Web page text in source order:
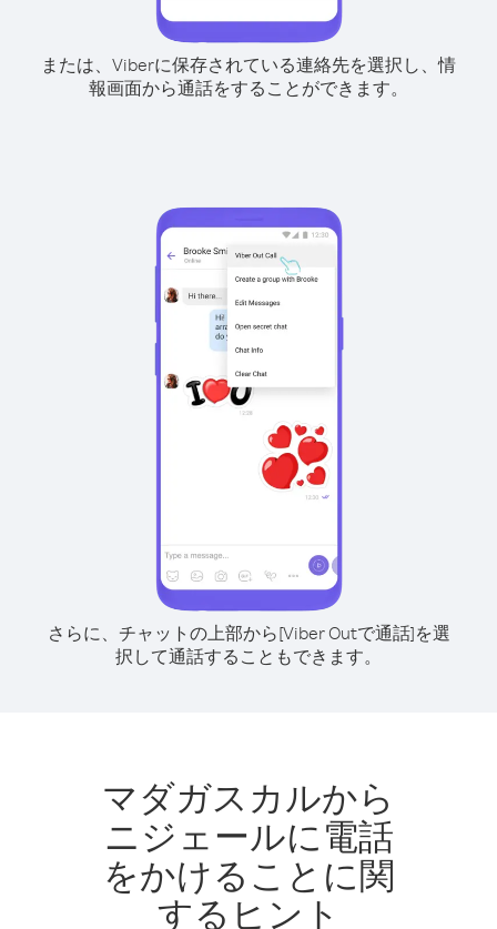
または、Viberに保存されている連絡先を選択し、情
報画面から通話をすることができます。
さらに、チャットの上部から[Viber Outで通話]を選
択して通話することもできます。
マダガスカルから
ニジェールに電話
をかけることに関
するヒント